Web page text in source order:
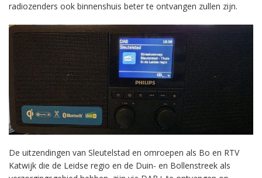
radiozenders ook binnenshuis beter te ontvangen zullen zijn.
De uitzendingen van Sleutelstad en omroepen als Bo en RTV
Katwijk die de Leidse regio en de Duin- en Bollenstreek als